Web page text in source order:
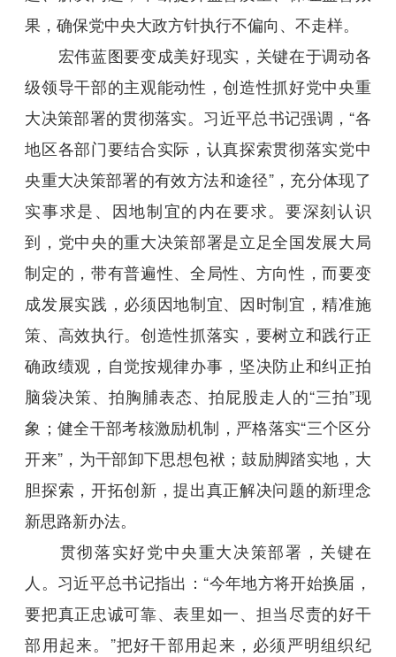
果，确保党中央大政方针执行不偏向、不走样。
宏伟蓝图要变成美好现实，关键在于调动各
级领导干部的主观能动性，创造性抓好党中央重
大决策部署的贯彻落实。习近平总书记强调，“各
地区各部门要结合实际，认真探索贯彻落实党中
央重大决策部署的有效方法和途径”，充分体现了
实事求是、因地制宜的内在要求。要深刻认识
到，党中央的重大决策部署是立足全国发展大局
制定的，带有普遍性、全局性、方向性，而要变
成发展实践，必须因地制宜、因时制宜，精准施
策、高效执行。创造性抓落实，要树立和践行正
确政绩观，自觉按规律办事，坚决防止和纠正拍
脑袋决策、拍胸脯表态、拍屁股走人的“三拍”现
象；健全干部考核激励机制，严格落实“三个区分
开来”，为干部卸下思想包袱；鼓励脚踏实地，大
胆探索，开拓创新，提出真正解决问题的新理念
新思路新办法。
贯彻落实好党中央重大决策部署，关键在
人。习近平总书记指出：“今年地方将开始换届，
要把真正忠诚可靠、表里如一、担当尽责的好干
部用起来。”把好干部用起来，必须严明组织纪